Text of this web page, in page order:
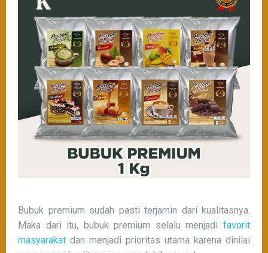
Bubuk premium sudah pasti terjamin dari kualitasnya.
Maka dari itu, bubuk premium selalu menjadi favorit
masyarakat dan menjadi prioritas utama karena dinilai